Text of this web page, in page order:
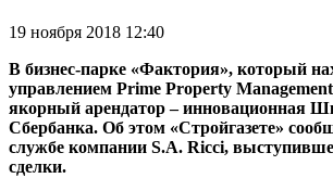
19 ноября 2018 12:40
В бизнес-парке «Фактория», который
управлением Prime Property
якорный арендатор – инновационная
Сбербанка. Об этом «Стройгазете»
службе компании S.A. Ricci,
сделки.